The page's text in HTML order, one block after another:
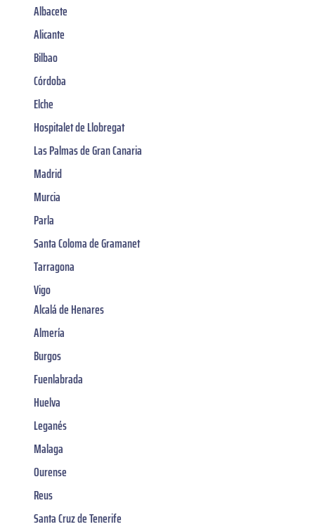
Albacete
Alicante
Bilbao
Córdoba
Elche
Hospitalet de Llobregat
Las Palmas de Gran Canaria
Madrid
Murcia
Parla
Santa Coloma de Gramanet
Tarragona
Vigo
Alcalá de Henares
Almería
Burgos
Fuenlabrada
Huelva
Leganés
Malaga
Ourense
Reus
Santa Cruz de Tenerife